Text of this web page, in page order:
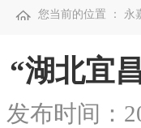
您当前的位置 ： 永
“湖北宜
发布时间：